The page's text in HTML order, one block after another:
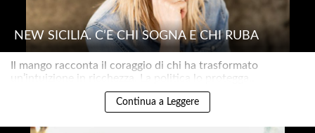
NEW SICILIA. C’È CHI SOGNA E CHI RUBA
Il mango racconta il coraggio di chi ha trasformato
un’intuizione in ricchezza. La politica lo protegga..
Continua a Leggere